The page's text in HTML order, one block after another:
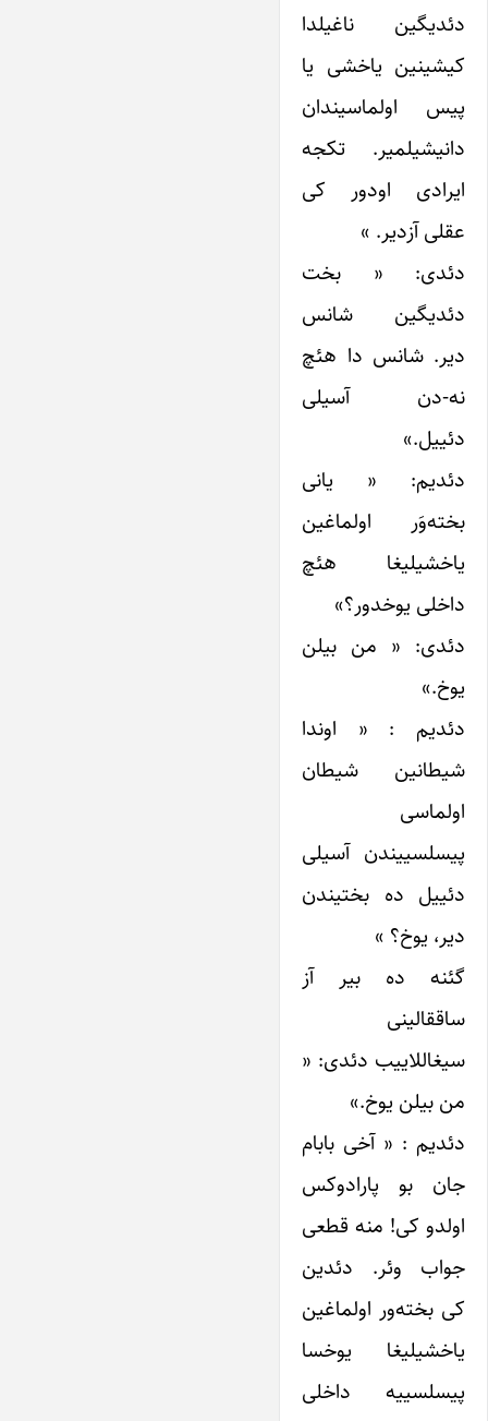
دئدیگین ناغیلدا
کیشینین یاخشی یا
پیس اولماسیندان
دانیشیلمیر. تکجه
ایرادی اودور کی
عقلی آزدیر. »
دئدی: « بخت
دئدیگین شانس
دیر. شانس دا هئچ
نه-دن آسیلی
دئییل.»
دئدیم: « یانی
بخته‌وَر اولماغین
یاخشیلیغا هئچ
داخلی یوخدور؟»
دئدی: « من بیلن
یوخ.»
دئدیم : « اوندا
شیطانین شیطان
اولماسی
پیسلسییندن آسیلی
دئییل ده بختیندن
دیر، یوخ؟ »
گئنه ده بیر آز
ساققالینی
سیغاللاییب دئدی: «
من بیلن یوخ.»
دئدیم : « آخی بابام
جان بو پارادوکس
اولدو کی! منه قطعی
جواب وئر. دئدین
کی بخته‌ور اولماغین
یاخشیلیغا یوخسا
پیسلسییه داخلی